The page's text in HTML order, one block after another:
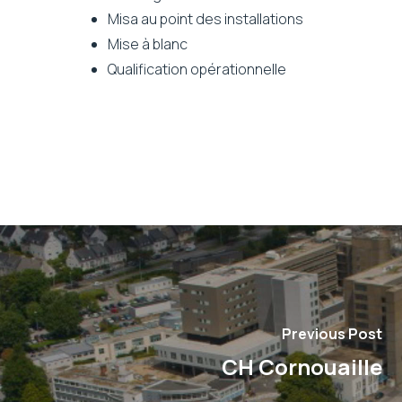
Misa au point des installations
Mise à blanc
Qualification opérationnelle
Previous Post
CH Cornouaille